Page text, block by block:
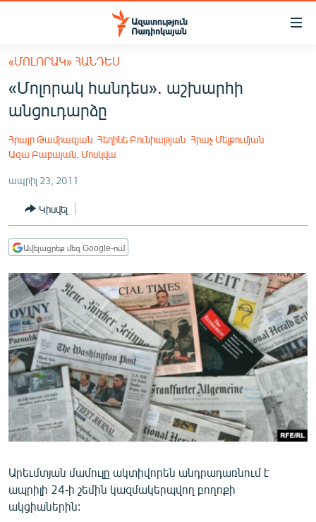
Մատչելիության
հիմնական
բովանդակությանը
Անցնել
հիմնական
մենյուին
Որոնում
ՀԱՅԱՍՏԱՆ
ՔԱՂԱՔԱԿԱՆ
ԸՆՏՐՈՒԹՅՈՒՆՆԵՐ 2026
ԻՐԱՎՈՒՆՔ
ՀԱՍԱՐԱԿՈՒԹՅՈՒՆ
ՏՆՏԵՍՈՒԹՅՈՒՆ
ՂԱՐԱԲԱՂ
ՊԱՏԵՐԱԶՄԻ 6 ՇԱԲԱԹՆԵՐԸ
ՏԱՐԱԾԱՇՐՋԱՆ
ՄԻՋԱԶԳԱՅԻՆ
ՄՇԱԿՈՒՅԹ
ՍՊՈՐՏ
ՄԵԿՆԱԲԱՆՈՒԹՅՈՒՆ
ՏՏ ԵՒ ԻՆՏԵՐՆԵՏ
ԱՐԽԻՎ
ՏԵՍԱՆՅՈՒԹԵՐ
«ՄՈԼՈՐԱԿ» ՀԱՆԴԵՍ
«Մոլորակ հանդես». աշխարհի
անցուդարձը
Հրայր Թամրազյան Հեղինե Բունիաթյան Հրաչ Մելքումյան
Ազա Բաբայան, Մոսկվա
ապրիլ 23, 2011
Կիսվել
Ավելացրեք մեզ Google-ում
Արեւմտյան մամուլը ակտիվորեն անդրադառնում է
ապրիլի 24-ի շեմին կազմակերպվող բողոքի
ակցիաներին: